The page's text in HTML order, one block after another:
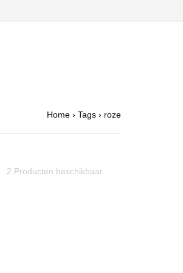
Home › Tags › roze
2 Producten beschikbaar